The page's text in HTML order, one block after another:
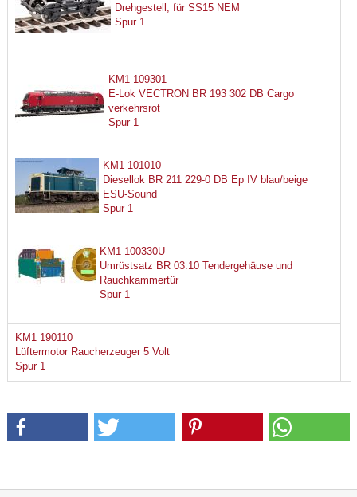
Drehgestell, für SS15 NEM
Spur 1
KM1 109301
E-Lok VECTRON BR 193 302 DB Cargo
verkehrsrot
Spur 1
KM1 101010
Diesellok BR 211 229-0 DB Ep IV blau/beige
ESU-Sound
Spur 1
KM1 100330U
Umrüstsatz BR 03.10 Tendergehäuse und
Rauchkammertür
Spur 1
KM1 190110
Lüftermotor Raucherzeuger 5 Volt
Spur 1